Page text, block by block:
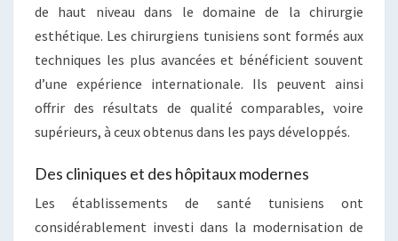
de haut niveau dans le domaine de la chirurgie
esthétique. Les chirurgiens tunisiens sont formés aux
techniques les plus avancées et bénéficient souvent
d’une expérience internationale. Ils peuvent ainsi
offrir des résultats de qualité comparables, voire
supérieurs, à ceux obtenus dans les pays développés.
Des cliniques et des hôpitaux modernes
Les établissements de santé tunisiens ont
considérablement investi dans la modernisation de